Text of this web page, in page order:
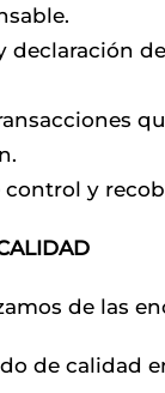
declaración
control y
de las
de calidad